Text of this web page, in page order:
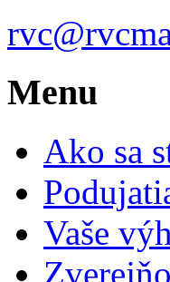
Menu
Ako sa
Vaše